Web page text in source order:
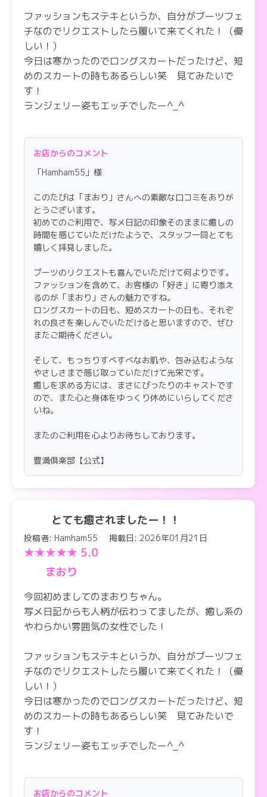
ファッションもステキというか、自分がブーツフェ
チなのでリクエストしたら履いて来てくれた！（優
しい！）
今日は寒かったのでロングスカートだったけど、短
めのスカートの時もあるらしい笑 見てみたいで
す！
ランジェリー姿もエッチでしたー^_^
あと肌がもっちもちのすべっすべなので、肌を触り
に来るだけでも価値あるレベルです！
特に癒しを求めている男性にはオススメです。
母性もあるので赤ちゃんに帰りたい人もいいかもで
す！？
お店からのコメント
「Hamham55」様
このたびは「まおり」さんへの素敵な口コミをありが
とうございます。
初めてのご利用で、写メ日記の印象そのままに癒しの
時間を感じていただけたようで、スタッフ一同とても
嬉しく拝見しました。
ブーツのリクエストも喜んでいただけて何よりです。
ファッションを含めて、お客様の「好き」に寄り添え
るのが「まおり」さんの魅力ですね。
ロングスカートの日も、短めスカートの日も、それぞ
れの良さを楽しんでいただけると思いますので、ぜひ
またご期待ください。
そして、もっちりすべすべなお肌や、包み込むような
やさしさまで感じ取っていただけて光栄です。
癒しを求める方には、まさにぴったりのキャストです
ので、また心と身体をゆっくり休めにいらしてくださ
いね。
またのご利用を心よりお待ちしております。
豊満倶楽部【公式】
とても癒されましたー！！
投稿者: Hamham55 掲載日: 2026年01月21日
★★★★★ 5.0
まおり
今回初めましてのまおりちゃん。
写メ日記からも人柄が伝わってましたが、癒し系の
やわらかい雰囲気の女性でした！
ファッションもステキというか、自分がブーツフェ
チなのでリクエストしたら履いて来てくれた！（優
しい！）
今日は寒かったのでロングスカートだったけど、短
めのスカートの時もあるらしい笑 見てみたいで
す！
ランジェリー姿もエッチでしたー^_^
あと肌がもっちもちのすべっすべなので、肌を触り
に来るだけでも価値あるレベルです！
お店からのコメント